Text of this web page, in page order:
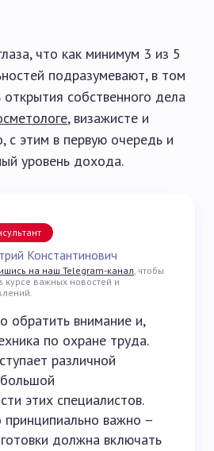
что как минимум 3 из 5
подразумевают, в том
собственного дела
, визажисте и
с этим в первую очередь и
уровень дохода.
Константинович
на наш Telegram-канал, чтобы
курсе важных новостей и
обратить внимание и,
по охране труда.
различной
этих специалистов.
важно –
должна включать